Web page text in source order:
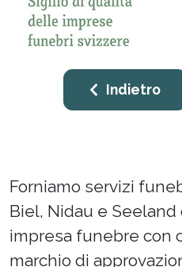
Indietro
Forniamo servizi
Biel, Nidau e Seeland
impresa funebre con
marchio di